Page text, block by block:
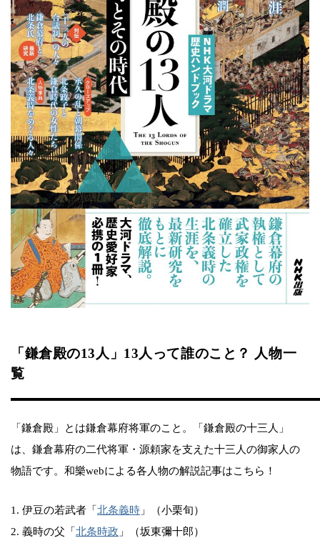
「鎌倉殿の13人」13人って誰のこと？ 人物一
覧
「鎌倉殿」とは鎌倉幕府将軍のこと。「鎌倉殿の十三人」
は、鎌倉幕府の二代将軍・源頼家を支えた十三人の御家人の
物語です。和樂webによる各人物の解説記事はこちら！
1. 伊豆の若武者「 北条義時 」（小栗旬）
2. 義時の父「 北条時政 」（坂東彌十郎）